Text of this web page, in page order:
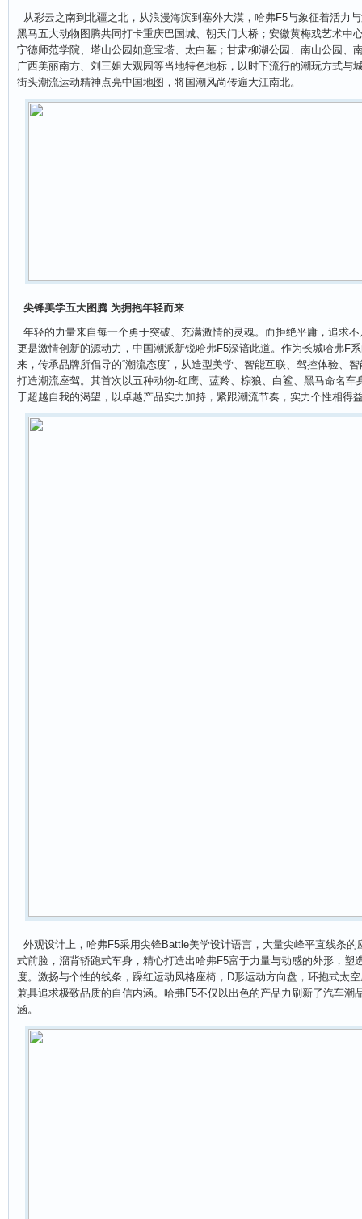
从彩云之南到北疆之北，从浪漫海滨到塞外大漠，哈弗F5与象征着活力
黑马五大动物图腾共同打卡重庆巴国城、朝天门大桥；安徽黄梅戏艺术中
宁德师范学院、塔山公园如意宝塔、太白墓；甘肃柳湖公园、南山公园、
广西美丽南方、刘三姐大观园等当地特色地标，以时下流行的潮玩方式与
街头潮流运动精神点亮中国地图，将国潮风尚传遍大江南北。
尖锋美学五大图腾 为拥抱年轻而来
年轻的力量来自每一个勇于突破、充满激情的灵魂。而拒绝平庸，追求
更是激情创新的源动力，中国潮派新锐哈弗F5深谙此道。作为长城哈弗F
来，传承品牌所倡导的“潮流态度”，从造型美学、智能互联、驾控体验、
打造潮流座驾。其首次以五种动物-红鹰、蓝羚、棕狼、白鲨、黑马命名
于超越自我的渴望，以卓越产品实力加持，紧跟潮流节奏，实力个性相得
外观设计上，哈弗F5采用尖锋Battle美学设计语言，大量尖峰平直线条
式前脸，溜背轿跑式车身，精心打造出哈弗F5富于力量与动感的外形，塑
度。激扬与个性的线条，躁红运动风格座椅，D形运动方向盘，环抱式太
兼具追求极致品质的自信内涵。哈弗F5不仅以出色的产品力刷新了汽车潮
涵。